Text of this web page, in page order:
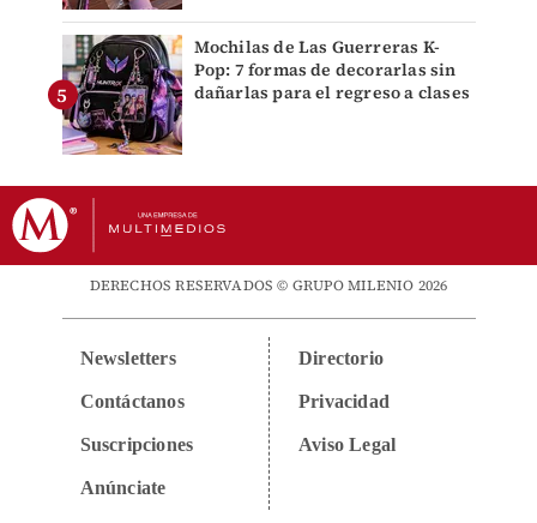
Mochilas de Las Guerreras K-
Pop: 7 formas de decorarlas sin
dañarlas para el regreso a clases
DERECHOS RESERVADOS © GRUPO MILENIO 2026
Newsletters
Contáctanos
Suscripciones
Anúnciate
Directorio
Privacidad
Aviso Legal